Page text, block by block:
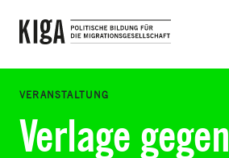
VERANSTALTUNG
Verlage gegen